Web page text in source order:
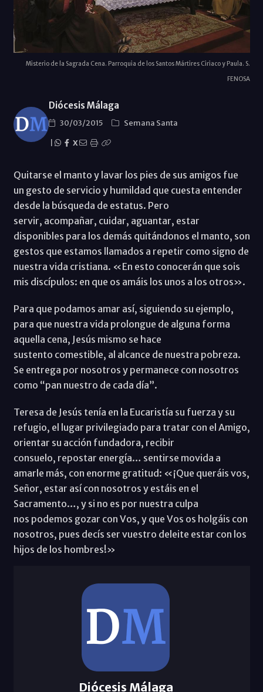
Misterio de la Sagrada Cena. Parroquia de los Santos Mártires Ciriaco y Paula. S.
FENOSA
Diócesis Málaga
30/03/2015
Semana Santa
X
Quitarse el manto y lavar los pies de sus amigos fue
un gesto de servicio y humildad que cuesta entender
desde la búsqueda de estatus. Pero
servir, acompañar, cuidar, aguantar, estar
disponibles para los demás quitándonos el manto, son
gestos que estamos llamados a repetir como signo de
nuestra vida cristiana. «En esto conocerán que sois
mis discípulos: en que os amáis los unos a los otros».
Para que podamos amar así, siguiendo su ejemplo,
para que nuestra vida prolongue de alguna forma
aquella cena, Jesús mismo se hace
sustento comestible, al alcance de nuestra pobreza.
Se entrega por nosotros y permanece con nosotros
como “pan nuestro de cada día”.
Teresa de Jesús tenía en la Eucaristía su fuerza y su
refugio, el lugar privilegiado para tratar con el Amigo,
orientar su acción fundadora, recibir
consuelo, repostar energía… sentirse movida a
amarle más, con enorme gratitud: «¡Que queráis vos,
Señor, estar así con nosotros y estáis en el
Sacramento…, y si no es por nuestra culpa
nos podemos gozar con Vos, y que Vos os holgáis con
nosotros, pues decís ser vuestro deleite estar con los
hijos de los hombres!»
Diócesis Málaga